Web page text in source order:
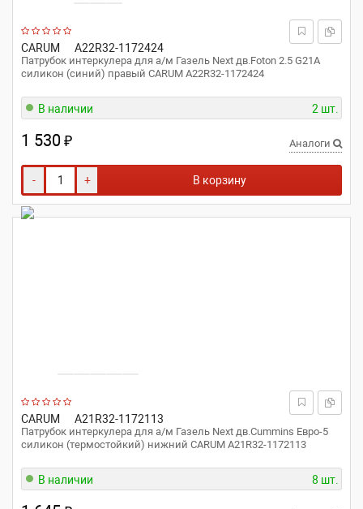
CARUM A22R32-1172424
Патрубок интеркулера для а/м Газель Next дв.Foton 2.5 G21A
силикон (синий) правый CARUM A22R32-1172424
В наличии 2 шт.
1 530₽ Аналоги
- + В корзину
CARUM A21R32-1172113
Патрубок интеркулера для а/м Газель Next дв.Cummins Евро-5
силикон (термостойкий) нижний CARUM A21R32-1172113
В наличии 8 шт.